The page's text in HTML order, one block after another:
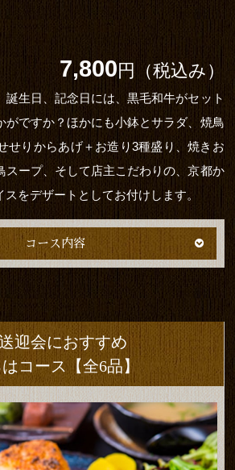
7,800 円（税込み）
誕生日、記念日には、黒毛和牛がセット
がですか？ほかにも小鉢とサラダ、焼鳥
せりからあげ＋お造り3種盛り、焼きお
スープ、そして店主こだわりの、京都か
をデザートとしてお付けします。
コース内容
迎会におすすめ
コース【全6品】